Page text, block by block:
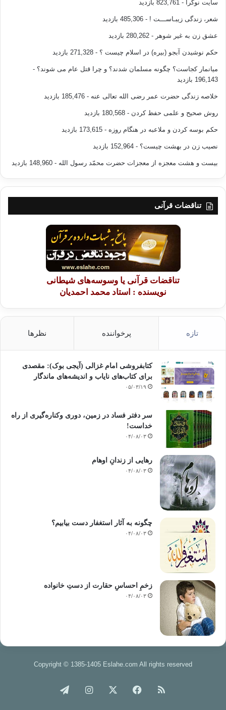
سایت نوگرا - 823,761 بازدید
شعر، زندگی زیبـاســـت ! - 485,306 بازدید
عشق زن به غیر شوهر - 280,262 بازدید
حکم نوشیدن آبجو (بیره) در اسلام چیست ؟ - 271,328 بازدید
میانمار کجاست؟ چگونه مسلمان شدند؟ و چرا قتل عام می شوند؟ -
196,143 بازدید
خلاصه زندگی حضرت عمر رضی الله تعالی عنه - 185,476 بازدید
روش صحیح و علمی حفظ کردن - 180,568 بازدید
حکم بوسه کردن و ملاعبه در هنگام روزه - 173,615 بازدید
نصیب زن در بهشت چیست؟ - 152,964 بازدید
بیست و هشت معجزه از معجزات حضرت محمّد رسول الله - 148,960 بازدید
تناقضات قرآنی
تناقضات قرآنی یا وسوسه‌های شیطانی
نویسنده : استاد محمد احمدیان
تازه پرخواننده نظرها
کتابفروشی امام غزالی (آیجی بوک): مقصدی
برای کتاب‌های نایاب و اندیشه‌های ماندگار
۰۵/۰۳/۱۹
سر دفتر فساد در زمین‌، دوری وکناره‌گیری از راه
خداست‌!
۰۴/۰۸/۰۳
رهایی از زندانِ اوهام
۰۴/۰۸/۰۳
چگونه به آثار استغفار دست بیابیم؟
۰۴/۰۸/۰۳
زخمِ احساسِ حقارت از دستِ خانواده
۰۴/۰۸/۰۳
Copyright © 1385-1405 Eslahe.com All rights reserved
خوراک فیس اینستاگرام